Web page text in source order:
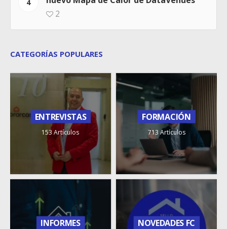
4
2
CATEGORÍAS POPULARES
ENTREVISTAS
153 Artículos
FORMACIÓN
713 Artículos
INFORMES NOVEDADES FC